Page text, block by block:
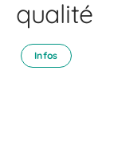
qualité
Infos